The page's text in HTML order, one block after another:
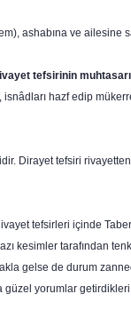
ashabına ve ailesine
tefsirinin
isnâdları hazf edip
Dirayet tefsiri
tefsirleri içinde
kesimler ta­rafından
gelse de durum
güzel yorumlar